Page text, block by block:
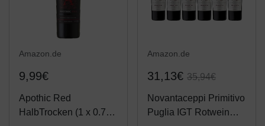
Amazon.de
9,99€
Apothic Red
HalbTrocken (1 x 0.75l)
Amazon.de
31,13€ 35,94€
Novantaceppi Primitivo
Puglia IGT Rotwein